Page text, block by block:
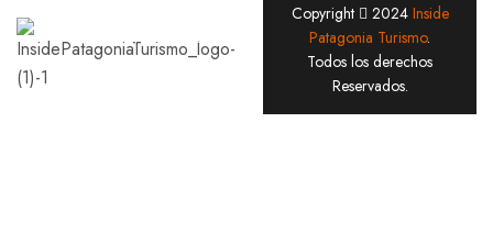
Hacemos
excursiones en
Copyright 2024 Inside
Patagonia Turismo.
Todos los derechos
Reservados.